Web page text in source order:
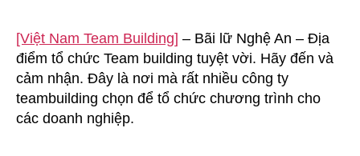
Resort
–
Địa
Điểm
[Việt Nam Team Building] – Bãi lữ Nghệ An – Địa
điểm tổ chức Team building tuyệt vời. Hãy đến và
cảm nhận. Đây là nơi mà rất nhiều công ty
teambuilding chọn để tổ chức chương trình cho
các doanh nghiệp.